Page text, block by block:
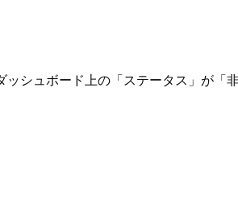
シュボード上の「ステータス」が「